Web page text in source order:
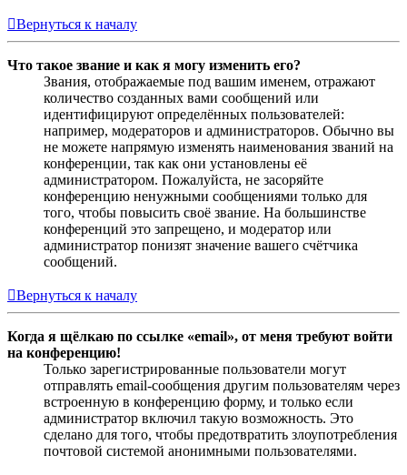
Вернуться к началу
Что такое звание и как я могу изменить его?
Звания, отображаемые под вашим именем, отражают
количество созданных вами сообщений или
идентифицируют определённых пользователей:
например, модераторов и администраторов. Обычно вы
не можете напрямую изменять наименования званий на
конференции, так как они установлены её
администратором. Пожалуйста, не засоряйте
конференцию ненужными сообщениями только для
того, чтобы повысить своё звание. На большинстве
конференций это запрещено, и модератор или
администратор понизят значение вашего счётчика
сообщений.
Вернуться к началу
Когда я щёлкаю по ссылке «email», от меня требуют войти
на конференцию!
Только зарегистрированные пользователи могут
отправлять email-сообщения другим пользователям через
встроенную в конференцию форму, и только если
администратор включил такую возможность. Это
сделано для того, чтобы предотвратить злоупотребления
почтовой системой анонимными пользователями.